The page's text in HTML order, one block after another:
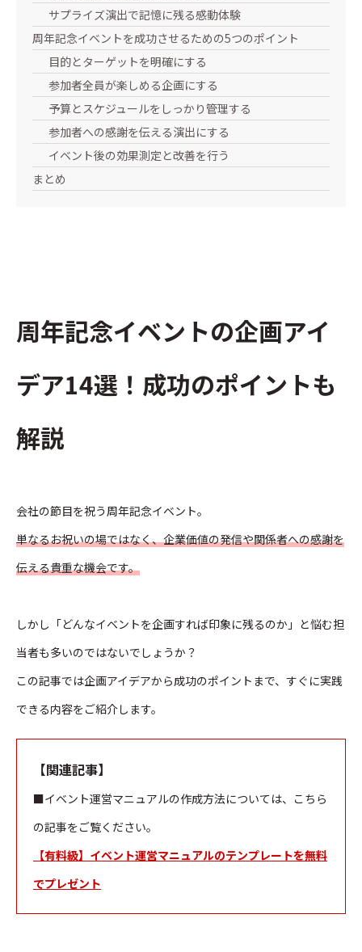
サプライズ演出で記憶に残る感動体験
周年記念イベントを成功させるための5つのポイント
目的とターゲットを明確にする
参加者全員が楽しめる企画にする
予算とスケジュールをしっかり管理する
参加者への感謝を伝える演出にする
イベント後の効果測定と改善を行う
まとめ
周年記念イベントの企画アイ
デア14選！成功のポイントも
解説
会社の節目を祝う周年記念イベント。
単なるお祝いの場ではなく、企業価値の発信や関係者への感謝を
伝える貴重な機会です。
しかし「どんなイベントを企画すれば印象に残るのか」と悩む担
当者も多いのではないでしょうか？
この記事では企画アイデアから成功のポイントまで、すぐに実践
できる内容をご紹介します。
【関連記事】
■イベント運営マニュアルの作成方法については、こちら
の記事をご覧ください。
【有料級】イベント運営マニュアルのテンプレートを無料
でプレゼント